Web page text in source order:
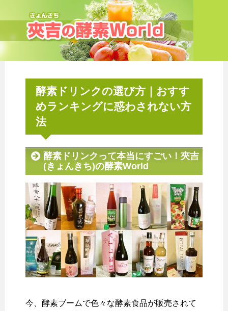
酵素ドリンクの選び方｜おすす
めランキングに惑わされない方
法
酵素ドリンクって本当にすごい！夾吉
(きょんきち)の酵素World
今、酵素ブームで色々な酵素食品が販売されて